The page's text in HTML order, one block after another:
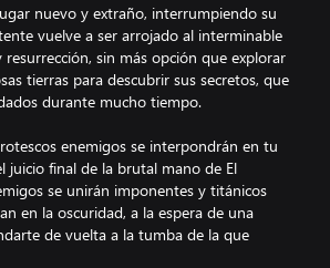
nuevo y extraño, interrumpiendo su
vuelve a ser arrojado al interminable
sin más opción que explorar
tierras para descubrir sus secretos, que
durante mucho tiempo.
enemigos se interpondrán en tu
juicio final de la brutal mano de El
se unirán imponentes y titánicos
en la oscuridad, a la espera de una
de vuelta a la tumba de la que